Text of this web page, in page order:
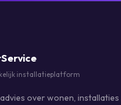
installatieplatform
over wonen, installaties